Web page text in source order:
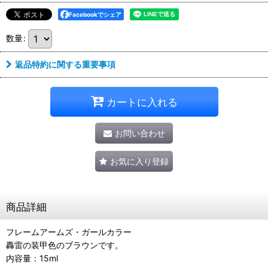
Facebookでシェア
数量:
返品特約に関する重要事項
カートに入れる
お問い合わせ
お気に入り登録
商品詳細
フレームアームズ・ガールカラー
轟雷の装甲色のブラウンです。
内容量：15ml